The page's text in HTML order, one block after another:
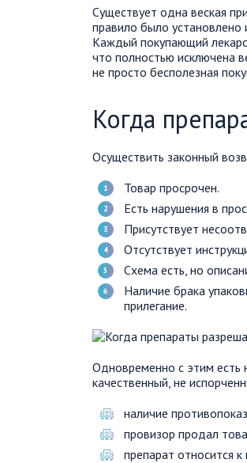
Существует одна веская
правило было
Каждый покупающий
что полностью исключена
не просто бесполезная
Когда
Осуществить законный
Товар просрочен.
Есть нарушения в
Присутствует
Отсутствует
Схема есть, но
Наличие брака
прилегание.
Одновременно с этим есть
качественный, не
наличие
провизор продал
препарат относится к